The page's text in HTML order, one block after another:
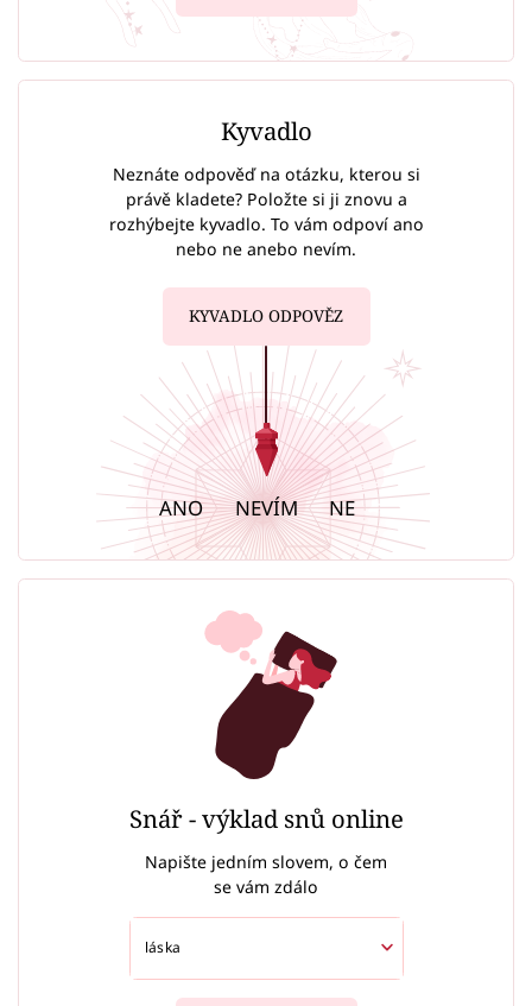
Kyvadlo
Neznáte odpověď na otázku, kterou si
právě kladete? Položte si ji znovu a
rozhýbejte kyvadlo. To vám odpoví ano
nebo ne anebo nevím.
KYVADLO ODPOVĚZ
ANO NEVÍM NE
Snář - výklad snů online
Napište jedním slovem, o čem
se vám zdálo